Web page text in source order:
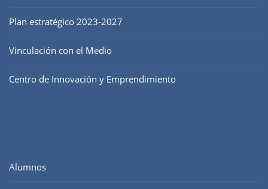
Plan estratégico 2023-2027
Vinculación con el Medio
Centro de Innovación y Emprendimiento
Alumnos